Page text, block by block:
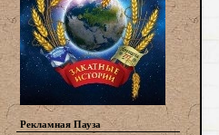
Рекламная Пауза